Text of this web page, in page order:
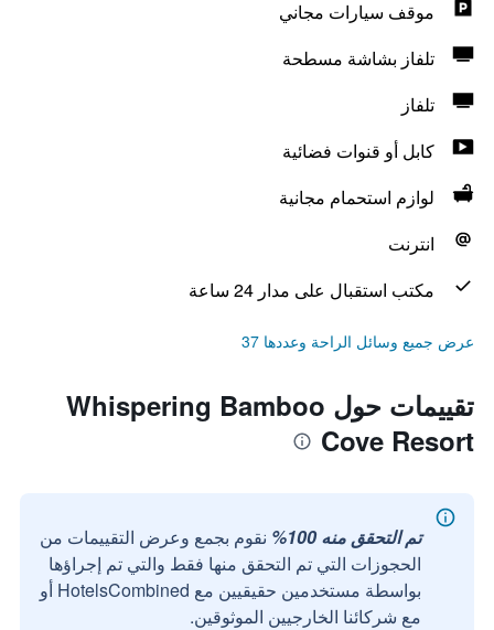
موقف سيارات مجاني
تلفاز بشاشة مسطحة
تلفاز
كابل أو قنوات فضائية
لوازم استحمام مجانية
انترنت
مكتب استقبال على مدار 24 ساعة
عرض جميع وسائل الراحة وعددها 37
تقييمات حول Whispering Bamboo
Cove Resort
تم التحقق منه 100%
نقوم بجمع وعرض التقييمات من
الحجوزات التي تم التحقق منها فقط والتي تم إجراؤها
بواسطة مستخدمين حقيقيين مع HotelsCombined أو
مع شركائنا الخارجيين الموثوقين.